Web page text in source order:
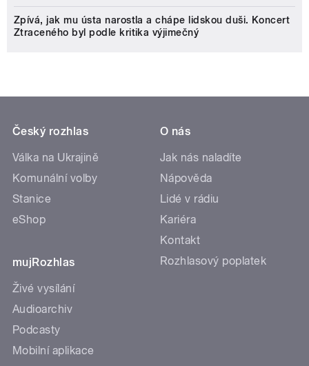
Zpívá, jak mu ústa narostla a chápe lidskou duši. Koncert
Ztraceného byl podle kritika výjimečný
Český rozhlas
Válka na Ukrajině
Komunální volby
Stanice
eShop
mujRozhlas
Živé vysílání
Audioarchiv
Podcasty
Mobilní aplikace
O nás
Jak nás naladíte
Nápověda
Lidé v rádiu
Kariéra
Kontakt
Rozhlasový poplatek